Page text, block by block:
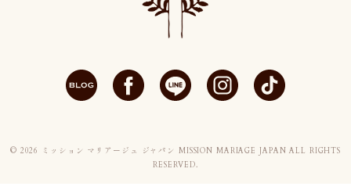
© 2026 ミッション マリアージュ ジャパン MISSION MARIAGE JAPAN ALL RIGHTS
RESERVED.